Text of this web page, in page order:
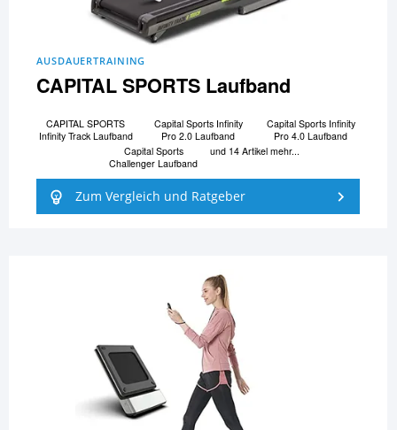
AUSDAUERTRAINING
CAPITAL SPORTS Laufband
CAPITAL SPORTS
Infinity Track Laufband
Capital Sports Infinity
Pro 2.0 Laufband
Capital Sports Infinity
Pro 4.0 Laufband
Capital Sports
Challenger Laufband
und 14 Artikel mehr...
Zum Vergleich und Ratgeber